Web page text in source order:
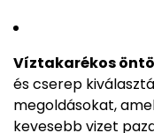
Víztakarékos
és cserep
megoldásokat,
kevesebb vizet